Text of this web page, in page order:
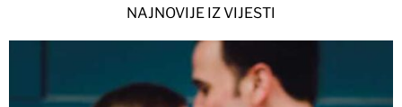
NAJNOVIJE IZ VIJESTI